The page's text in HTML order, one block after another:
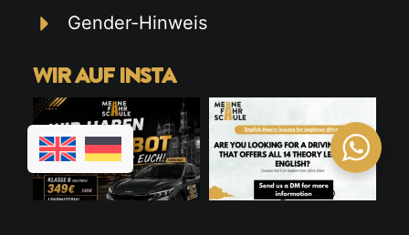
Gender-Hinweis
WIR AUF INSTA